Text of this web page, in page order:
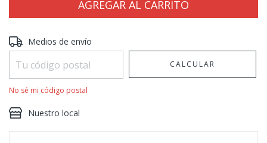
Entregas para el CP:
Medios de envío
CALCULAR
No sé mi código postal
Nuestro local